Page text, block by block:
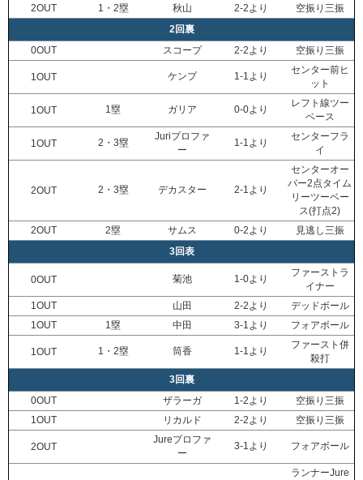
2OUT
1・2塁 秋山 2-2より
空振り三振
2回裏
0OUT
スコープ 2-2より 空振り三振
1OUT ケンプ 1-1より
センター前ヒ
ット
1OUT 1塁 ガリア 0-0より
レフト線ツー
ベース
1OUT 2・3塁
Juriプロファ
ー
1-1より
センターフラ
イ
2OUT 2・3塁 デカスター 2-1より
センターオー
バー2点タイム
リーツーベー
ス(打点2)
2OUT
2塁 サムス 0-2より
見逃し三振
3回表
0OUT 菊池 1-0より
ファーストラ
イナー
1OUT
山田 2-2より
デッドボール
1OUT
1塁 中田 3-1より フォアボール
1OUT 1・2塁 筒香 1-1より
ファースト併
殺打
3回裏
0OUT
ザラーガ 1-2より
空振り三振
1OUT
リカルド 2-2より 空振り三振
2OUT
Jureプロファ
ー
3-1より フォアボール
ランナーJure